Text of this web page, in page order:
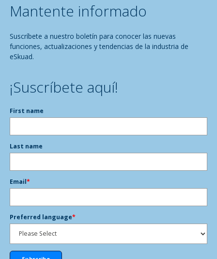
Mantente informado
Suscríbete a nuestro boletín para conocer las nuevas
funciones, actualizaciones y tendencias de la industria de
eSkuad.
¡Suscríbete aquí!
First name
Last name
Email*
Preferred language*